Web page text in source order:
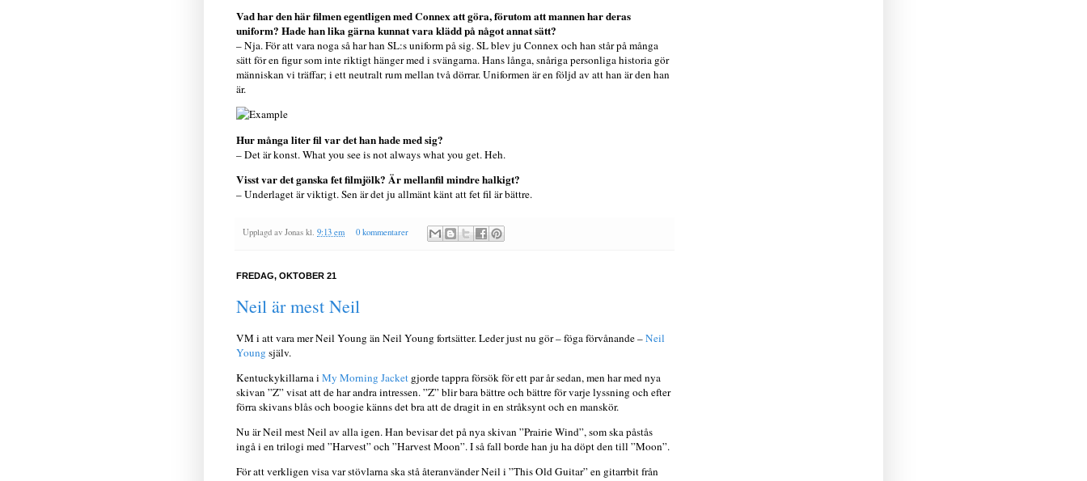
Vad har den här filmen egentligen med Connex att göra, förutom att mannen har deras
uniform? Hade han lika gärna kunnat vara klädd på något annat sätt?
– Nja. För att vara noga så har han SL:s uniform på sig. SL blev ju Connex och han står på många
sätt för en figur som inte riktigt hänger med i svängarna. Hans långa, snåriga personliga historia gör
människan vi träffar; i ett neutralt rum mellan två dörrar. Uniformen är en följd av att han är den han
är.
Hur många liter fil var det han hade med sig?
– Det är konst. What you see is not always what you get.Heh.
Visst var det ganska fet filmjölk? Är mellanfil mindre halkigt?
– Underlaget är viktigt. Sen är det ju allmänt känt att fet fil är bättre.
Upplagd av Jonas kl. 9:13 em 0 kommentarer
FREDAG, OKTOBER 21
Neil är mest Neil
VM i att vara mer Neil Young än Neil Young fortsätter. Leder just nu gör – föga förvånande –Neil
Young själv.
Kentuckykillarna i My Morning Jacket gjorde tappra försök för ett par år sedan, men har med nya
skivan ”Z” visat att de har andra intressen. ”Z” blir bara bättre och bättre för varje lyssning och efter
förra skivans blås och boogie känns det bra att de dragit in en stråksynt och en manskör.
Nu är Neil mest Neil av alla igen. Han bevisar det på nya skivan ”Prairie Wind”, som ska påstås
ingå i en trilogi med ”Harvest” och ”Harvest Moon”. I så fall borde han ju ha döpt den till ”Moon”.
För att verkligen visa var stövlarna ska stå återanvänder Neil i ”This Old Guitar” en gitarrbit från